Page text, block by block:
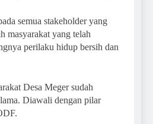
semua stakeholder yang
masyarakat yang telah
perilaku hidup bersih dan
Desa Meger sudah
Diawali dengan pilar